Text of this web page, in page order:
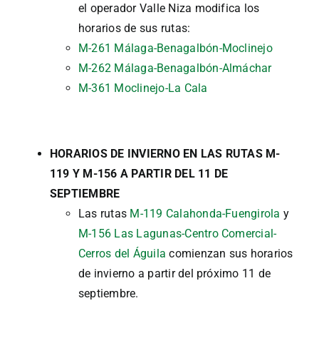
el operador Valle Niza modifica los
horarios de sus rutas:
M-261 Málaga-Benagalbón-Moclinejo
M-262 Málaga-Benagalbón-Almáchar
M-361 Moclinejo-La Cala
HORARIOS DE INVIERNO EN LAS RUTAS M-
119 Y M-156 A PARTIR DEL 11 DE
SEPTIEMBRE
Las rutas M-119 Calahonda-Fuengirola y
M-156 Las Lagunas-Centro Comercial-
Cerros del Águila comienzan sus horarios
de invierno a partir del próximo 11 de
septiembre.